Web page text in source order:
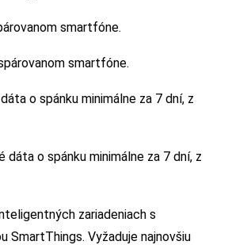
smartfóne.
smartfóne.
o spánku minimálne za 7 dní, z
dáta o spánku minimálne za 7 dní, z
zariadeniach s
SmartThings. Vyžaduje najnovšiu